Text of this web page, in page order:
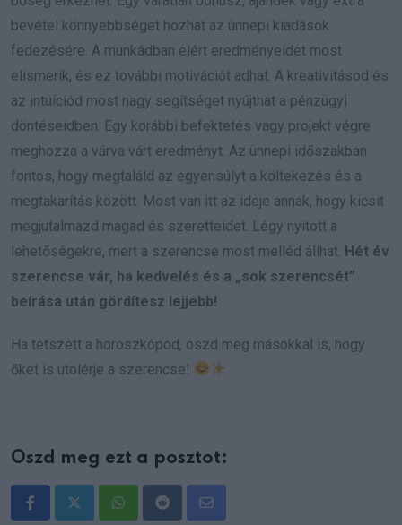
bevétel könnyebbséget hozhat az ünnepi kiadások
fedezésére. A munkádban elért eredményeidet most
elismerik, és ez további motivációt adhat. A kreativitásod és
az intuíciód most nagy segítséget nyújthat a pénzügyi
döntéseidben. Egy korábbi befektetés vagy projekt végre
meghozza a várva várt eredményt. Az ünnepi időszakban
fontos, hogy megtaláld az egyensúlyt a költekezés és a
megtakarítás között. Most van itt az ideje annak, hogy kicsit
megjutalmazd magad és szeretteidet. Légy nyitott a
lehetőségekre, mert a szerencse most melléd állhat. Hét év
szerencse vár, ha kedvelés és a „sok szerencsét”
beírása után gördítesz lejjebb!
Ha tetszett a horoszkópod, oszd meg másokkal is, hogy
őket is utolérje a szerencse!
Oszd meg ezt a posztot:
WhatsappRedditShare